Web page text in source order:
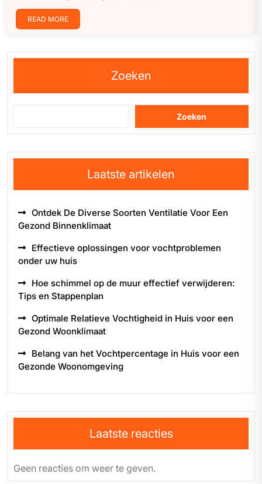
READ MORE
Zoeken
Zoeken
Laatste artikelen
Ontdek De Diverse Soorten Ventilatie Voor Een
Gezond Binnenklimaat
Effectieve oplossingen voor vochtproblemen
onder uw huis
Hoe schimmel op de muur effectief verwijderen:
Tips en Stappenplan
Optimale Relatieve Vochtigheid in Huis voor een
Gezond Woonklimaat
Belang van het Vochtpercentage in Huis voor een
Gezonde Woonomgeving
Laatste reacties
Geen reacties om weer te geven.